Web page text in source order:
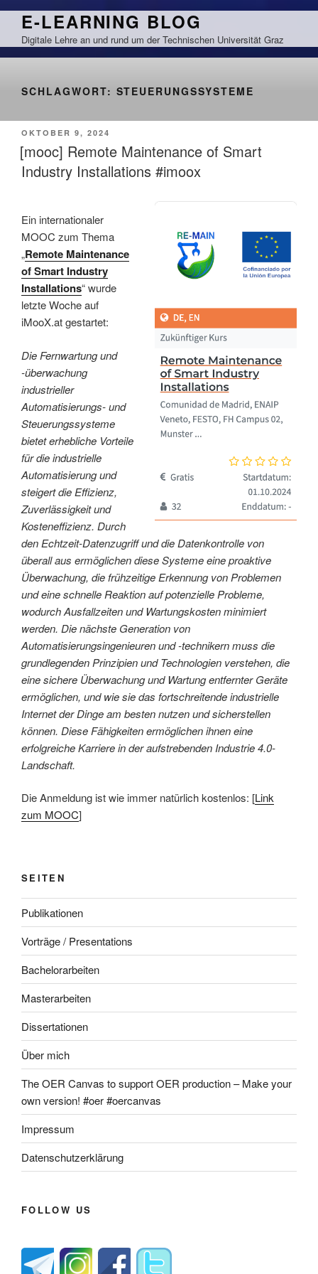
Zum
springen
E-LEARNING BLOG
Digitale Lehre an und rund um der Technischen Universität Graz
SCHLAGWORT: STEUERUNGSSYSTEME
VERÖFFENTLICHT
AM
OKTOBER 9, 2024
[mooc] Remote Maintenance of Smart
Industry Installations #imoox
Ein internationaler
MOOC zum Thema
„Remote Maintenance
of Smart Industry
Installations“ wurde
letzte Woche auf
iMooX.at gestartet:
Die Fernwartung und
-überwachung
industrieller
Automatisierungs- und
Steuerungssysteme
bietet erhebliche Vorteile
für die industrielle
Automatisierung und
steigert die Effizienz,
Zuverlässigkeit und
Kosteneffizienz. Durch
den Echtzeit-Datenzugriff und die Datenkontrolle von
überall aus ermöglichen diese Systeme eine proaktive
Überwachung, die frühzeitige Erkennung von Problemen
und eine schnelle Reaktion auf potenzielle Probleme,
wodurch Ausfallzeiten und Wartungskosten minimiert
werden. Die nächste Generation von
Automatisierungsingenieuren und -technikern muss die
grundlegenden Prinzipien und Technologien verstehen, die
eine sichere Überwachung und Wartung entfernter Geräte
ermöglichen, und wie sie das fortschreitende industrielle
Internet der Dinge am besten nutzen und sicherstellen
können. Diese Fähigkeiten ermöglichen ihnen eine
erfolgreiche Karriere in der aufstrebenden Industrie 4.0-
Landschaft.
Die Anmeldung ist wie immer natürlich kostenlos: [Link
zum MOOC]
SEITEN
Publikationen
Vorträge / Presentations
Bachelorarbeiten
Masterarbeiten
Dissertationen
Über mich
The OER Canvas to support OER production – Make your
own version! #oer #oercanvas
Impressum
Datenschutzerklärung
FOLLOW US